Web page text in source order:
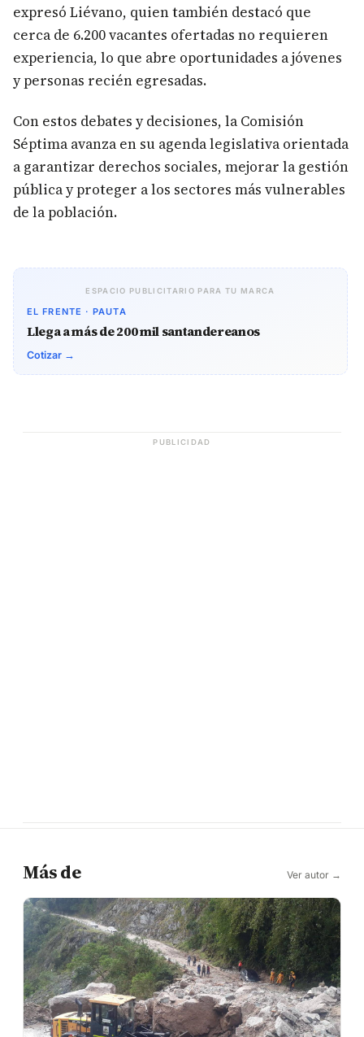
expresó Liévano, quien también destacó que
cerca de 6.200 vacantes ofertadas no requieren
experiencia, lo que abre oportunidades a jóvenes
y personas recién egresadas.
Con estos debates y decisiones, la Comisión
Séptima avanza en su agenda legislativa orientada
a garantizar derechos sociales, mejorar la gestión
pública y proteger a los sectores más vulnerables
de la población.
ESPACIO PUBLICITARIO PARA TU MARCA
EL FRENTE · PAUTA
Llega a más de 200 mil santandereanos
Cotizar →
PUBLICIDAD
Más de Ver autor →